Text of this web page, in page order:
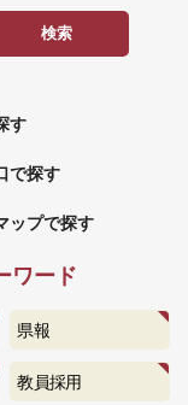
す
で探す
ップで探す
ワード
県報
教員採用